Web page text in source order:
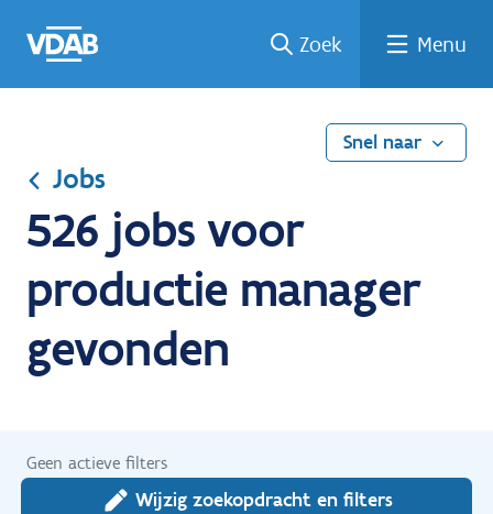
naar
een
een
job
naar
Zoek Menu
Snel naar
Jobs
526 jobs voor
productie manager
gevonden
Geen actieve filters
Wijzig zoekopdracht en filters